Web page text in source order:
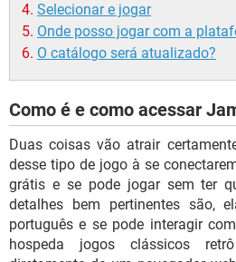
Selecionar e jogar
Onde posso jogar com a
O catálogo será atualizado?
Como é e como acessar
Duas coisas vão atrair
desse tipo de jogo à se
grátis e se pode jogar sem ter
detalhes bem pertinentes são,
português e se pode interagir
hospeda jogos clássicos